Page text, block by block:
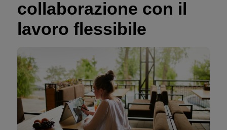
collaborazione con il
lavoro flessibile